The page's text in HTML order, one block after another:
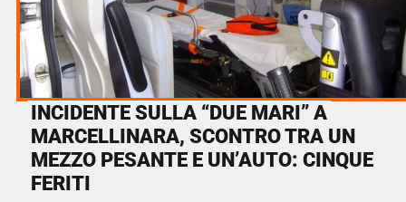
INCIDENTE SULLA “DUE MARI” A
MARCELLINARA, SCONTRO TRA UN
MEZZO PESANTE E UN’AUTO: CINQUE
FERITI